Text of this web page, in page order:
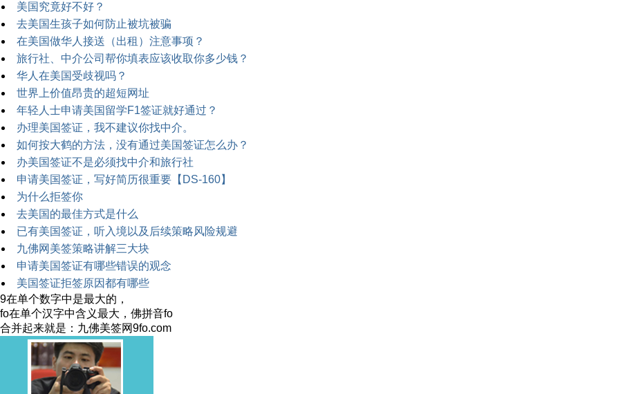
美国究竟好不好？
去美国生孩子如何防止被坑被骗
在美国做华人接送（出租）注意事项？
旅行社、中介公司帮你填表应该收取你多少钱？
华人在美国受歧视吗？
世界上价值昂贵的超短网址
年轻人士申请美国留学F1签证就好通过？
办理美国签证，我不建议你找中介。
如何按大鹤的方法，没有通过美国签证怎么办？
办美国签证不是必须找中介和旅行社
申请美国签证，写好简历很重要【DS-160】
为什么拒签你
去美国的最佳方式是什么
已有美国签证，听入境以及后续策略风险规避
九佛网美签策略讲解三大块
申请美国签证有哪些错误的观念
美国签证拒签原因都有哪些
9在单个数字中是最大的，
fo在单个汉字中含义最大，佛拼音fo
合并起来就是：九佛美签网9fo.com